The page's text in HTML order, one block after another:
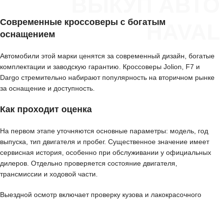
HAVAL
Современные кроссоверы с богатым
оснащением
Автомобили этой марки ценятся за современный дизайн, богатые
комплектации и заводскую гарантию. Кроссоверы Jolion, F7 и
Dargo стремительно набирают популярность на вторичном рынке
за оснащение и доступность.
Как проходит оценка
На первом этапе уточняются основные параметры: модель, год
выпуска, тип двигателя и пробег. Существенное значение имеет
сервисная история, особенно при обслуживании у официальных
дилеров. Отдельно проверяется состояние двигателя,
трансмиссии и ходовой части.
Выездной осмотр включает проверку кузова и лакокрасочного